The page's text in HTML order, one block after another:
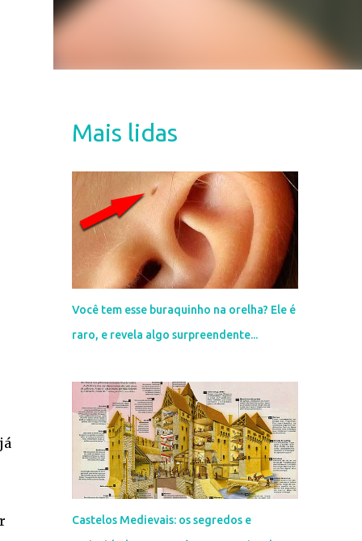
Mais lidas
Você tem esse buraquinho na orelha? Ele é
raro, e revela algo surpreendente...
Castelos Medievais: os segredos e